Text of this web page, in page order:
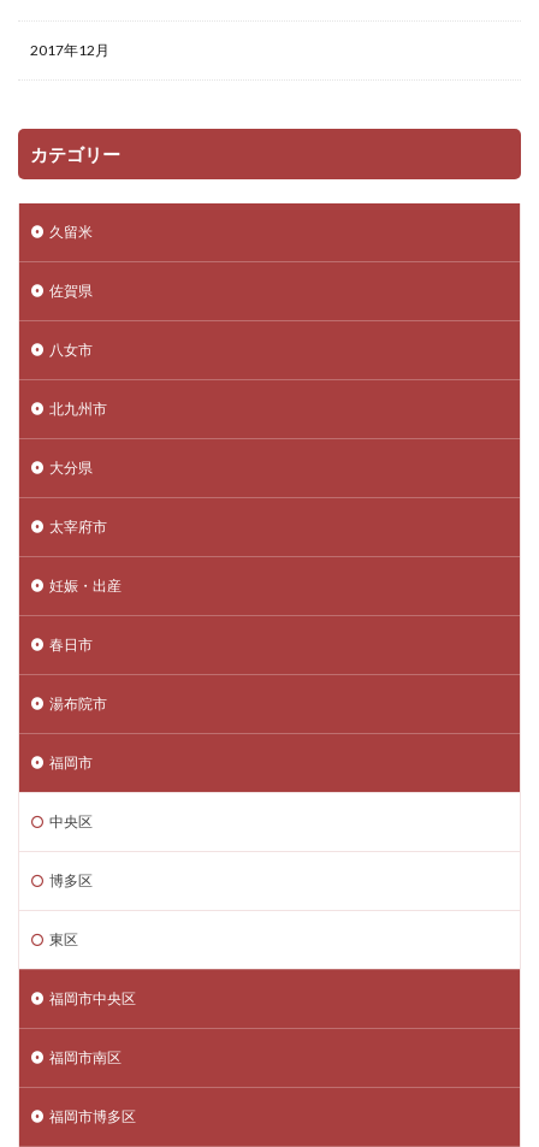
2017年12月
カテゴリー
久留米
佐賀県
八女市
北九州市
大分県
太宰府市
妊娠・出産
春日市
湯布院市
福岡市
中央区
博多区
東区
福岡市中央区
福岡市南区
福岡市博多区